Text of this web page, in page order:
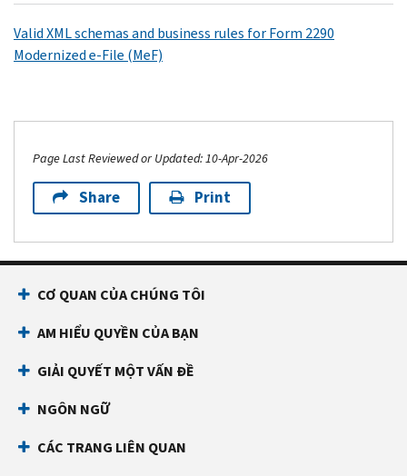
Valid XML schemas and business rules for Form 2290
Modernized e-File (MeF)
Page Last Reviewed or Updated: 10-Apr-2026
Share Print
CƠ QUAN CỦA CHÚNG TÔI
AM HIỂU QUYỀN CỦA BẠN
GIẢI QUYẾT MỘT VẤN ĐỀ
NGÔN NGỮ
CÁC TRANG LIÊN QUAN